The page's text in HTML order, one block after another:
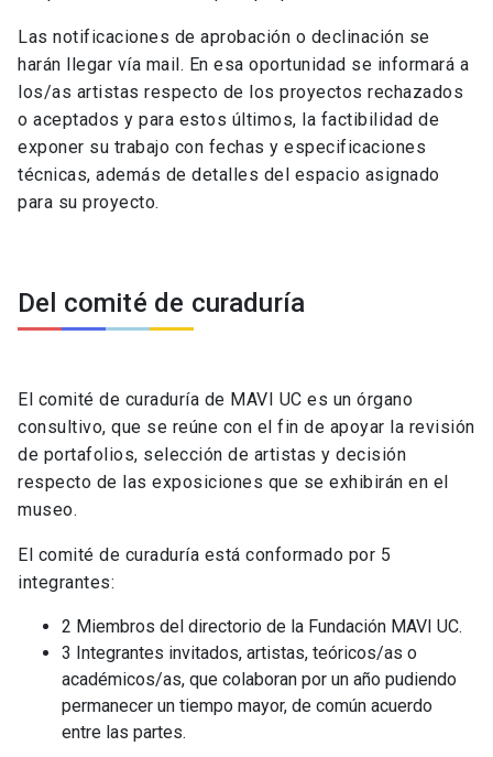
Las notificaciones de aprobación o declinación se
harán llegar vía mail. En esa oportunidad se informará a
los/as artistas respecto de los proyectos rechazados
o aceptados y para estos últimos, la factibilidad de
exponer su trabajo con fechas y especificaciones
técnicas, además de detalles del espacio asignado
para su proyecto.
Del comité de curaduría
El comité de curaduría de MAVI UC es un órgano
consultivo, que se reúne con el fin de apoyar la revisión
de portafolios, selección de artistas y decisión
respecto de las exposiciones que se exhibirán en el
museo.
El comité de curaduría está conformado por 5
integrantes:
2 Miembros del directorio de la Fundación MAVI UC.
3 Integrantes invitados, artistas, teóricos/as o
académicos/as, que colaboran por un año pudiendo
permanecer un tiempo mayor, de común acuerdo
entre las partes.